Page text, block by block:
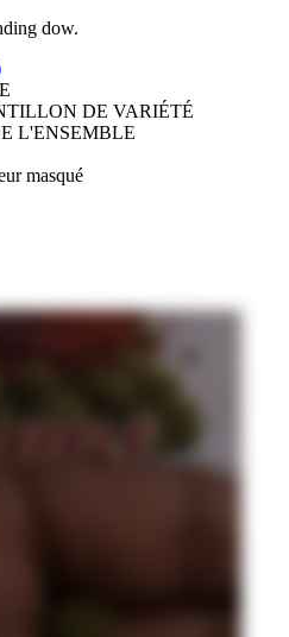
dow.
DE VARIÉTÉ
L'ENSEMBLE
masqué